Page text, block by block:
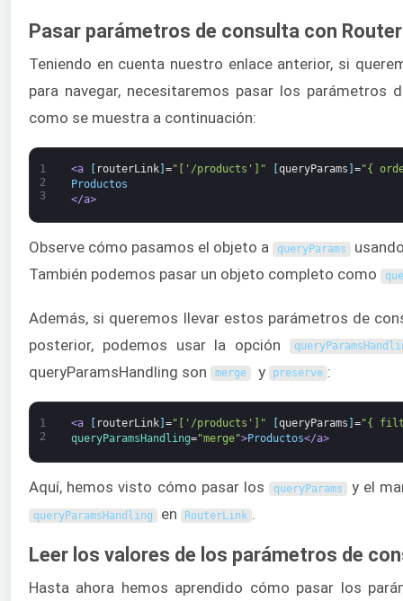
Pasar parámetros de consulta con
Teniendo en cuenta nuestro enlace anterior, si
para navegar, necesitaremos pasar los parámetros
como se muestra a continuación:
1
2
3
<a routerLink] ="['/products']" queryParams ="{
Productos
</a>
Observe cómo pasamos el objeto a queryParams
También podemos pasar un objeto completo como
Además, si queremos llevar estos parámetros de
posterior, podemos usar la opción
queryParamsHandling son merge y preserve :
1
2
<a routerLink] ="['/products']" queryParams ="{
queryParamsHandling="merge">Productos</a>
Aquí, hemos visto cómo pasar los queryParams y el
queryParamsHandling en RouterLink .
Leer los valores de los parámetros de
Hasta ahora hemos aprendido cómo pasar los